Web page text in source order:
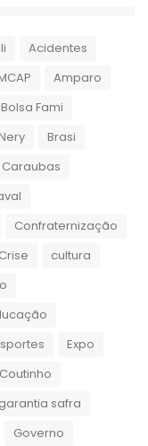
Acidentes
Amparo
Bolsa Fami
Brasi
Caraubas
Confraternização
Crise
cultura
Expo
garantia safra
Governo